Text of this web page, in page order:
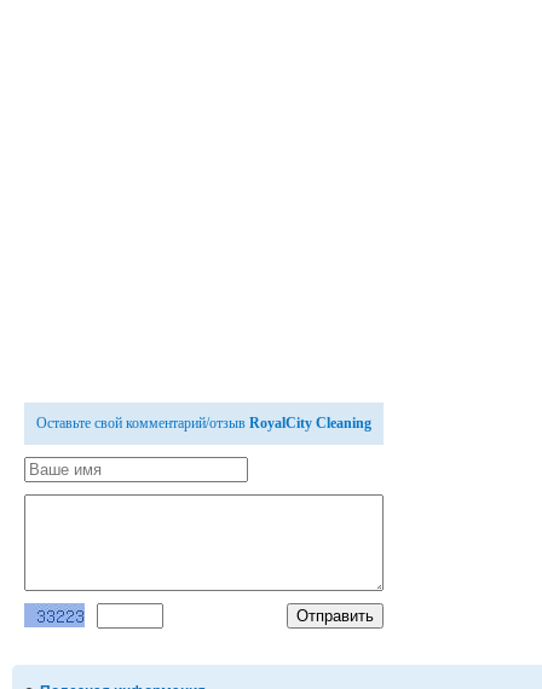
Оставьте свой комментарий/отзыв RoyalCity Cleaning